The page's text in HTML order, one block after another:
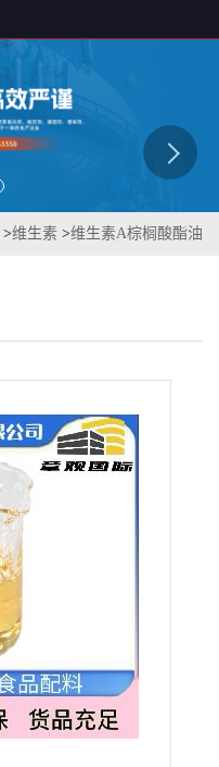
>维生素 >维生素A棕榈酸酯油